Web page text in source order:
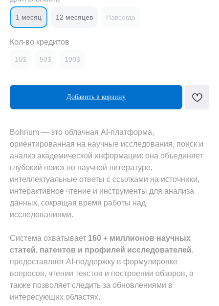
1 месяц 12 месяцев Навсегда
Кол-во кредитов
10$ 50$ 100$
Добавить в корзину
Bohrium — это облачная AI-платформа,
ориентированная на научные исследования, поиск и
анализ академической информации: она объединяет
глубокий поиск по научной литературе,
интеллектуальные ответы с ссылками на источники,
интерактивное чтение и инструменты для анализа
данных, сокращая время работы над
исследованиями.
Система охватывает 160 + миллионов научных
статей, патентов и профилей исследователей,
предоставляет AI-поддержку в формулировке
вопросов, чтении текстов и построении обзоров, а
также позволяет следить за обновлениями в
интересующих областях.